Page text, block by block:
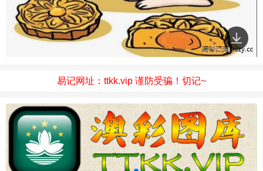
易记网址：ttkk.vip 谨防受骗！切记~